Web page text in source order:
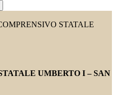
STATALE
UMBERTO I – SAN